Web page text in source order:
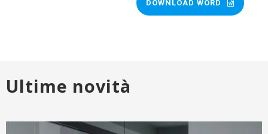
DOWNLOAD WORD
Ultime novità